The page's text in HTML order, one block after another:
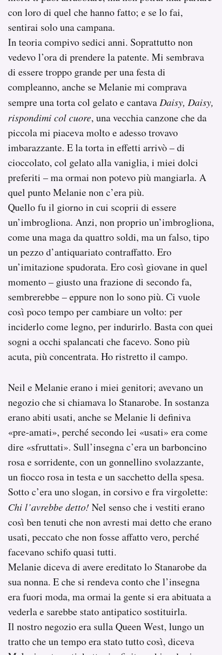
con loro di quel che hanno fatto; e se lo fai,
sentirai solo una campana.
In teoria compivo sedici anni. Soprattutto non
vedevo l’ora di prendere la patente. Mi sembrava
di essere troppo grande per una festa di
compleanno, anche se Melanie mi comprava
sempre una torta col gelato e cantavaDaisy, Daisy,
rispondimi col cuore, una vecchia canzone che da
piccola mi piaceva molto e adesso trovavo
imbarazzante. E la torta in effetti arrivò – di
cioccolato, col gelato alla vaniglia, i miei dolci
preferiti – ma ormai non potevo più mangiarla. A
quel punto Melanie non c’era più.
Quello fu il giorno in cui scoprii di essere
un’imbrogliona. Anzi, non proprio un’imbrogliona,
come una maga da quattro soldi, ma un falso, tipo
un pezzo d’antiquariato contraffatto. Ero
un’imitazione spudorata. Ero così giovane in quel
momento – giusto una frazione di secondo fa,
sembrerebbe – eppure non lo sono più. Ci vuole
così poco tempo per cambiare un volto: per
inciderlo come legno, per indurirlo. Basta con quei
sogni a occhi spalancati che facevo. Sono più
acuta, più concentrata. Ho ristretto il campo.
Neil e Melanie erano i miei genitori; avevano un
negozio che si chiamava lo Stanarobe. In sostanza
erano abiti usati, anche se Melanie li definiva
«pre-amati», perché secondo lei «usati» era come
dire «sfruttati». Sull’insegna c’era un barboncino
rosa e sorridente, con un gonnellino svolazzante,
un fiocco rosa in testa e un sacchetto della spesa.
Sotto c’era uno slogan, in corsivo e fra virgolette:
Chi l’avrebbe detto! Nel senso che i vestiti erano
così ben tenuti che non avresti mai detto che erano
usati, peccato che non fosse affatto vero, perché
facevano schifo quasi tutti.
Melanie diceva di avere ereditato lo Stanarobe da
sua nonna. E che si rendeva conto che l’insegna
era fuori moda, ma ormai la gente si era abituata a
vederla e sarebbe stato antipatico sostituirla.
Il nostro negozio era sulla Queen West, lungo un
tratto che un tempo era stato tutto così, diceva